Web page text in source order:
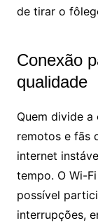
de tirar o
Conexão
qualidade
Quem divide
remotos e fãs
internet
tempo. O Wi-
possível
interrupções,